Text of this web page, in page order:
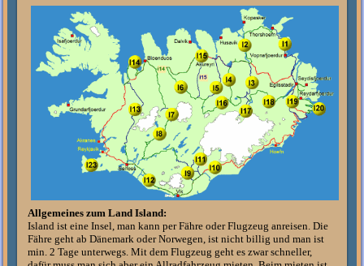
Allgemeines zum Land Island:
Island ist eine Insel, man kann per Fähre oder Flugzeug anreisen. Die
Fähre geht ab Dänemark oder Norwegen, ist nicht billig und man ist
min. 2 Tage unterwegs. Mit dem Flugzeug geht es zwar schneller,